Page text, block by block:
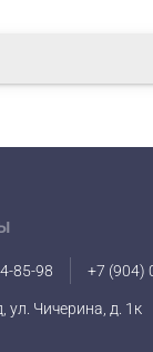
85-98 +7 (904)
ул. Чичерина, д. 1к